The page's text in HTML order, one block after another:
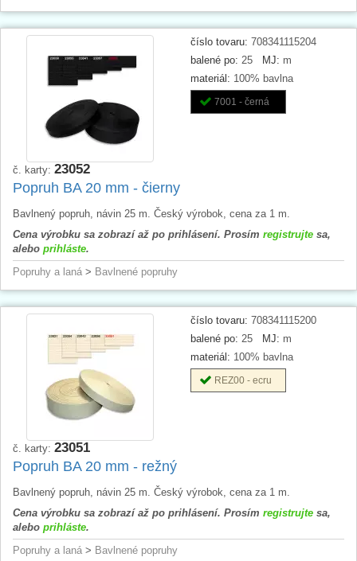
číslo tovaru: 708341115204
balené po: 25 MJ: m
materiál: 100% bavlna
7001 - černá
č. karty: 23052
Popruh BA 20 mm - čierny
Bavlnený popruh, návin 25 m. Český výrobok, cena za 1 m.
Cena výrobku sa zobrazí až po prihlásení. Prosím registrujte sa,
alebo prihláste.
Popruhy a laná > Bavlnené popruhy
číslo tovaru: 708341115200
balené po: 25 MJ: m
materiál: 100% bavlna
REZ00 - ecru
č. karty: 23051
Popruh BA 20 mm - režný
Bavlnený popruh, návin 25 m. Český výrobok, cena za 1 m.
Cena výrobku sa zobrazí až po prihlásení. Prosím registrujte sa,
alebo prihláste.
Popruhy a laná > Bavlnené popruhy